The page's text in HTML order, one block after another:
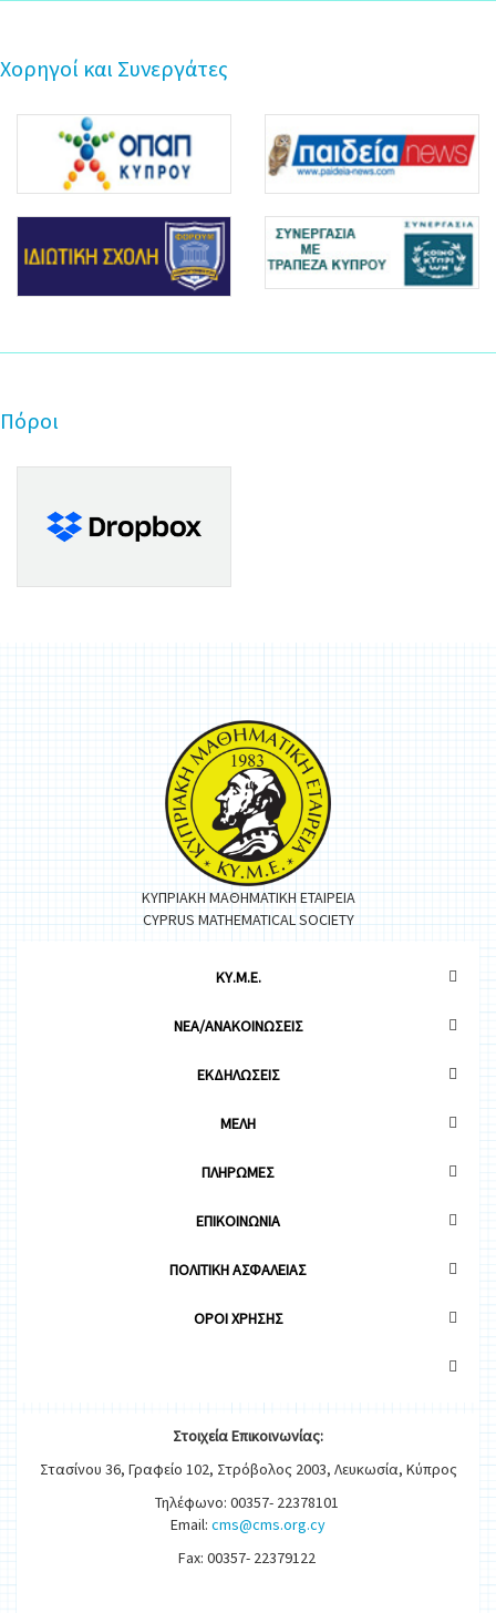
Χορηγοί και Συνεργάτες
Πόροι
ΚΥΠΡΙΑΚΗ ΜΑΘΗΜΑΤΙΚΗ ΕΤΑΙΡΕΙΑ
CYPRUS MATHEMATICAL SOCIETY
ΚΥ.Μ.Ε.
ΝΕΑ/ΑΝΑΚΟΙΝΩΣΕΙΣ
ΕΚΔΗΛΩΣΕΙΣ
ΜΕΛΗ
ΠΛΗΡΩΜΕΣ
ΕΠΙΚΟΙΝΩΝΙΑ
ΠΟΛΙΤΙΚΗ ΑΣΦΑΛΕΙΑΣ
OΡΟΙ ΧΡΗΣΗΣ
ΣτοιχείαΕπικοινωνίας:
Στασίνου 36, Γραφείο 102, Στρόβολος 2003, Λευκωσία, Κύπρος
Τηλέφωνο: 00357- 22378101
Email: cms@cms.org.cy
Fax: 00357- 22379122